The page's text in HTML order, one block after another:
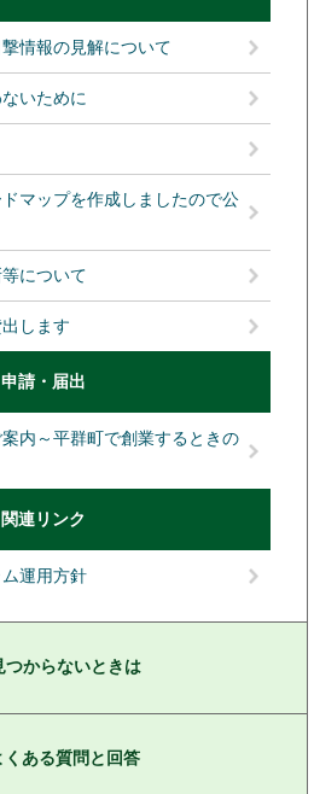
情報の見解について
いために
マップを作成しましたので公
について
します
申請・届出
内～平群町で創業するときの
関連リンク
運用方針
つからないときは
くある質問と回答